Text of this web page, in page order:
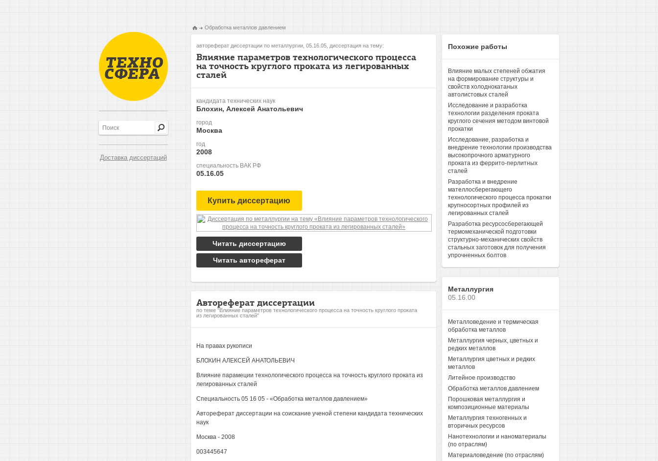
Доставка диссертаций
Обработка металлов давлением
автореферат диссертации по металлургии, 05.16.05, диссертация на тему:
Влияние параметров технологического процесса
на точность круглого проката из легированных
сталей
кандидата технических наук
Блохин, Алексей Анатольевич
город
Москва
год
2008
специальность ВАК РФ
05.16.05
Купить диссертацию
Читать диссертацию
Читать автореферат
Автореферат диссертации
по теме "Влияние параметров технологического процесса на точность круглого проката
из легированных сталей"
На правах рукописи
БЛОХИН АЛЕКСЕЙ АНАТОЛЬЕВИЧ
Влияние парамеции технологического процесса на точность круглого проката из
легированных сталей
Специальность 05 16 05 - «Обработка металлов давлением»
Автореферат диссертации на соискание ученой степени кандидата технических
наук
Москва - 2008
003445647
Похожие работы
Влияние малых степеней обжатия
на формирование структуры и
свойств холоднокатаных
автолистовых сталей
Исследование и разработка
технологии разделения проката
круглого сечения методом винтовой
прокатки
Исследование, разработка и
внедрение технологии производства
высокопрочного арматурного
проката из феррито-перлитных
сталей
Разработка и внедрение
мателлосберегающего
технологического процесса прокатки
крупносортных профилей из
легированных сталей
Разработка ресурсосберегающей
термомеханической подготовки
структурно-механических свойств
стальных заготовок для получения
упрочненных болтов
Металлургия
05.16.00
Металловедение и термическая
обработка металлов
Металлургия черных, цветных и
редких металлов
Металлургия цветных и редких
металлов
Литейное производство
Обработка металлов давлением
Порошковая металлургия и
композиционные материалы
Металлургия техногенных и
вторичных ресурсов
Нанотехнологии и наноматериалы
(по отраслям)
Материаловедение (по отраслям)